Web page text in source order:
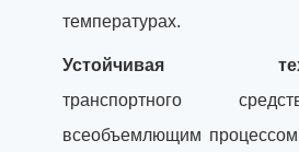
температурах.
Устойчивая
транспортного
всеобъемлющим процессом